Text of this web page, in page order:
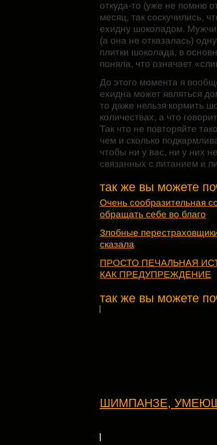
откуда-то (уже не помню
месяц, так соскучились,
ехидну шоколадом.
(а она не отказалась)
плитки шоколада, в
поняла, что означает
До этого момента я
ехидна может являться
то даже нельзя кормить
количествах, а что
Так что не повторяйте
чем и сколько
чтобы ни у вас, ни у них
связанных с питанием и
так же вы можете
Очень сообразительная
обращать себе во благо
Злобные
сказала
ПРОСТО ПЕЧАЛЬНАЯ
КАК ПРЕДУПРЕЖДЕНИЕ
так же вы можете
ШИМПАНЗЕ,